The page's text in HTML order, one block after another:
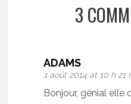
3
ADAMS
1 août 2014 at 10 h 21
Bonjour, génial elle